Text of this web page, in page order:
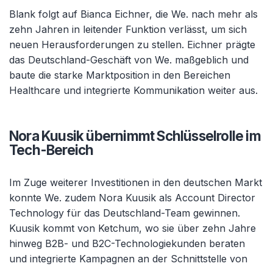
Blank folgt auf Bianca Eichner, die We. nach mehr als
zehn Jahren in leitender Funktion verlässt, um sich
neuen Herausforderungen zu stellen. Eichner prägte
das Deutschland-Geschäft von We. maßgeblich und
baute die starke Marktposition in den Bereichen
Healthcare und integrierte Kommunikation weiter aus.
Nora Kuusik übernimmt Schlüsselrolle im
Tech-Bereich
Im Zuge weiterer Investitionen in den deutschen Markt
konnte We. zudem Nora Kuusik als Account Director
Technology für das Deutschland-Team gewinnen.
Kuusik kommt von Ketchum, wo sie über zehn Jahre
hinweg B2B- und B2C-Technologiekunden beraten
und integrierte Kampagnen an der Schnittstelle von